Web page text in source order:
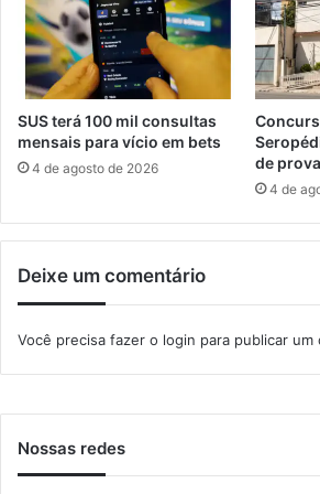
n
e
t
e
s
o
(
7
m
t
SUS terá 100 mil consultas
mensais para vício em bets
4 de agosto de 2026
de prova
4 de
Deixe um comentário
Você precisa fazer o login para publicar um
Nossas redes